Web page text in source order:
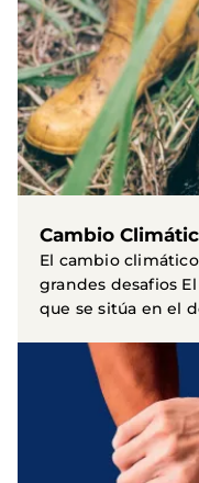
Cambio
El cambio
grandes desafios
que se sitúa en el